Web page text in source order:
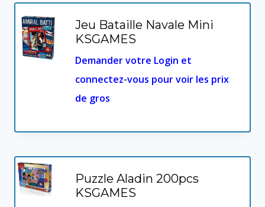
Jeu Bataille Navale Mini
KSGAMES
Demander votre Login et
connectez-vous pour voir les prix
de gros
Puzzle Aladin 200pcs
KSGAMES